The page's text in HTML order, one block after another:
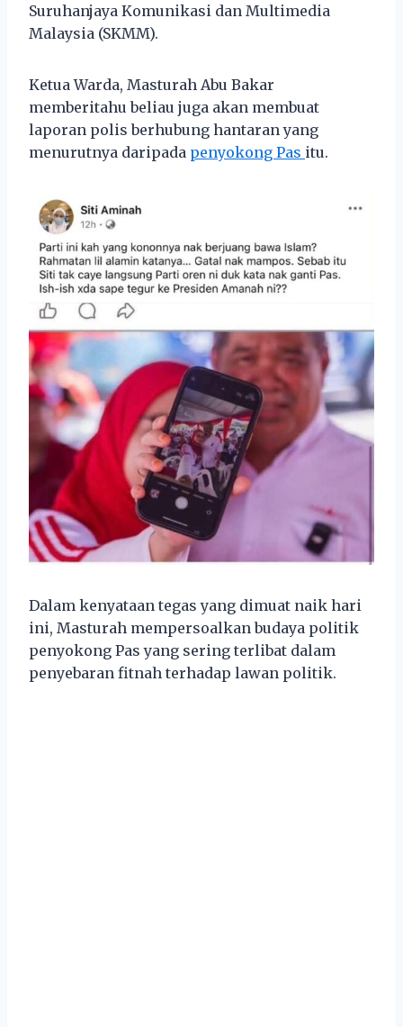
Suruhanjaya Komunikasi dan Multimedia
Malaysia (SKMM).
Ketua Warda, Masturah Abu Bakar
memberitahu beliau juga akan membuat
laporan polis berhubung hantaran yang
menurutnya daripada penyokong Pas itu.
Dalam kenyataan tegas yang dimuat naik hari
ini, Masturah mempersoalkan budaya politik
penyokong Pas yang sering terlibat dalam
penyebaran fitnah terhadap lawan politik.